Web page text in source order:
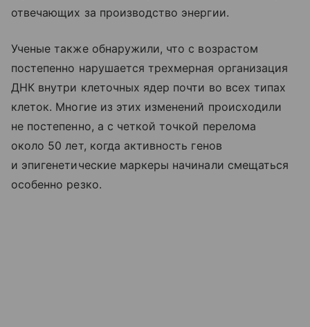
отвечающих за производство энергии.
Ученые также обнаружили, что с возрастом
постепенно нарушается трехмерная организация
ДНК внутри клеточных ядер почти во всех типах
клеток. Многие из этих изменений происходили
не постепенно, а с четкой точкой перелома
около 50 лет, когда активность генов
и эпигенетические маркеры начинали смещаться
особенно резко.